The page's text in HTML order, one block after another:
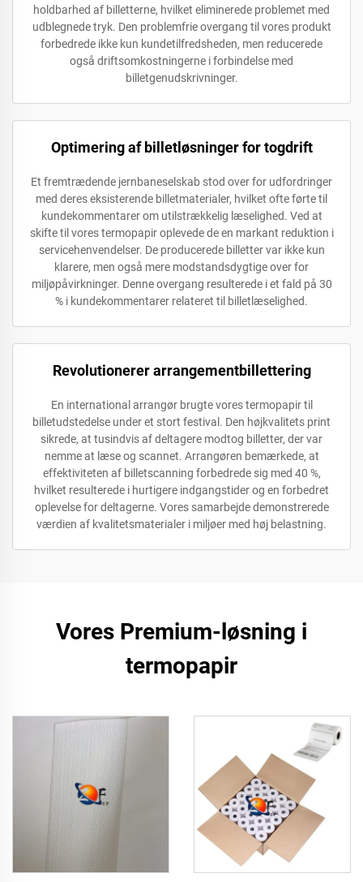
holdbarhed af billetterne, hvilket eliminerede problemet med
udblegnede tryk. Den problemfrie overgang til vores produkt
forbedrede ikke kun kundetilfredsheden, men reducerede
også driftsomkostningerne i forbindelse med
billetgenudskrivninger.
Optimering af billetløsninger for togdrift
Et fremtrædende jernbaneselskab stod over for udfordringer
med deres eksisterende billetmaterialer, hvilket ofte førte til
kundekommentarer om utilstrækkelig læselighed. Ved at
skifte til vores termopapir oplevede de en markant reduktion i
servicehenvendelser. De producerede billetter var ikke kun
klarere, men også mere modstandsdygtige over for
miljøpåvirkninger. Denne overgang resulterede i et fald på 30
% i kundekommentarer relateret til billetlæselighed.
Revolutionerer arrangementbillettering
En international arrangør brugte vores termopapir til
billetudstedelse under et stort festival. Den højkvalitets print
sikrede, at tusindvis af deltagere modtog billetter, der var
nemme at læse og scannet. Arrangøren bemærkede, at
effektiviteten af ​​billetscanning forbedrede sig med 40 %,
hvilket resulterede i hurtigere indgangstider og en forbedret
oplevelse for deltagerne. Vores samarbejde demonstrerede
værdien af kvalitetsmaterialer i miljøer med høj belastning.
Vores Premium-løsning i
termopapir